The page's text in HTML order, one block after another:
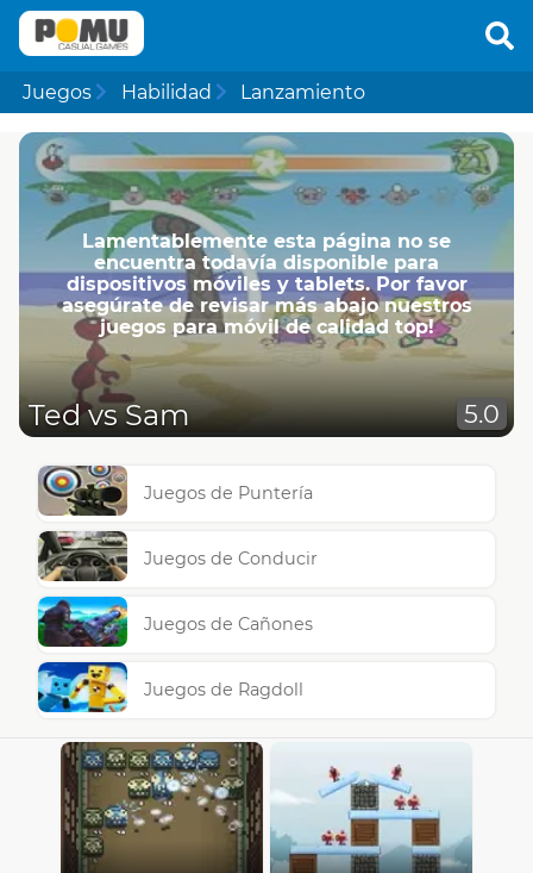
Juegos Habilidad Lanzamiento
Lamentablemente esta página no se
encuentra todavía disponible para
dispositivos móviles y tablets. Por favor
asegúrate de revisar más abajo nuestros
juegos para móvil de calidad top!
Ted vs Sam 5.0
Juegos de Puntería
Juegos de Conducir
Juegos de Cañones
Juegos de Ragdoll